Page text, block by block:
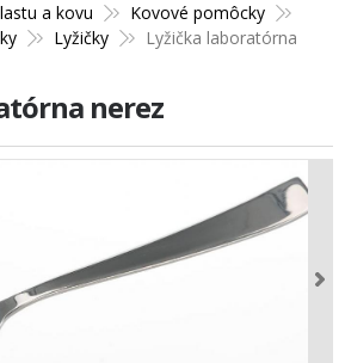
a kovu
Kovové pomôcky
Lyžičky
Lyžička laboratórna
nerez